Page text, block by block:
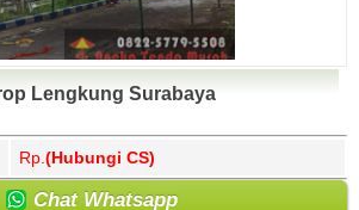
Lengkung Surabaya
Rp. (Hubungi CS)
Chat Whatsapp